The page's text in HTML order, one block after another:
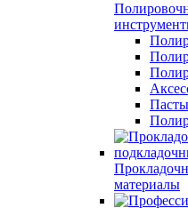
материалы